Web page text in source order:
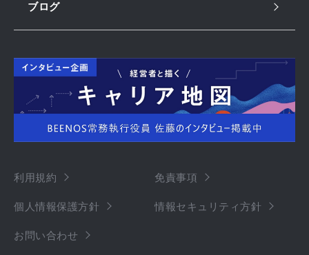
ブログ
利用規約 免責事項
個人情報保護方針 情報セキュリティ方針
お問い合わせ